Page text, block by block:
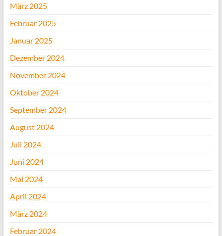
März 2025
Februar 2025
Januar 2025
Dezember 2024
November 2024
Oktober 2024
September 2024
August 2024
Juli 2024
Juni 2024
Mai 2024
April 2024
März 2024
Februar 2024